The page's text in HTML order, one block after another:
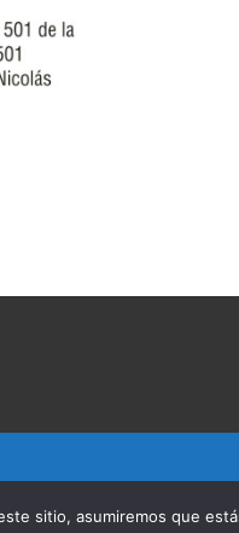
sitio, asumiremos que